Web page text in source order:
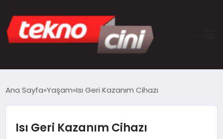
TEKNOLOJI
GÜNCEL
Ana Sayfa Yaşam Isı Geri Kazanım Cihazı
Isı Geri Kazanım Cihazı